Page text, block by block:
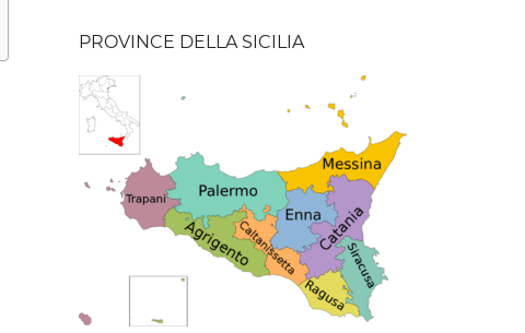
PROVINCE DELLA SICILIA